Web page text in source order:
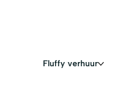
Fluffy verhuur